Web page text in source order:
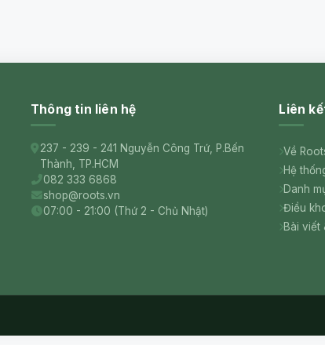
Thông tin liên hệ
237 - 239 - 241 Nguyễn Công Trứ, P.Bến
Thành, TP.HCM
082 333 6868
shop@roots.vn
07:00 - 21:00 (Thứ 2 - Chủ Nhật)
Liên
Về
Hệ
Danh
Điều
Bài viết